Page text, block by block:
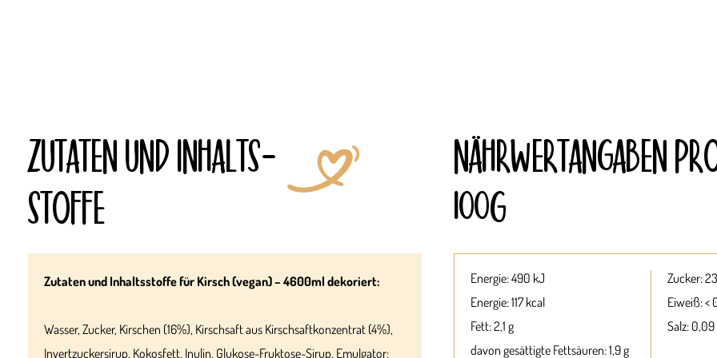
ZUTATEN UND INHALTS­
STOFFE
Zutaten und Inhaltsstoffe für Kirsch (vegan) – 4600ml dekoriert:
Wasser, Zucker, Kirschen (16%), Kirschsaft aus Kirschsaftkonzentrat (4%),
Invertzuckersirup, Kokosfett, Inulin, Glukose-Fruktose-Sirup, Emulgator:
NÄHRWERT­ANGABEN
100G
Energie: 490 kJ
Energie: 117 kcal
Fett: 2,1 g
davon gesättigte Fettsäuren: 1,9 g
Zucker:
Eiweiß: <
Salz: 0,09